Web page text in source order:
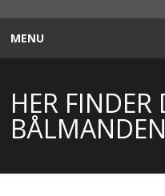
MENU
PLANTEKASSER
HER FINDER